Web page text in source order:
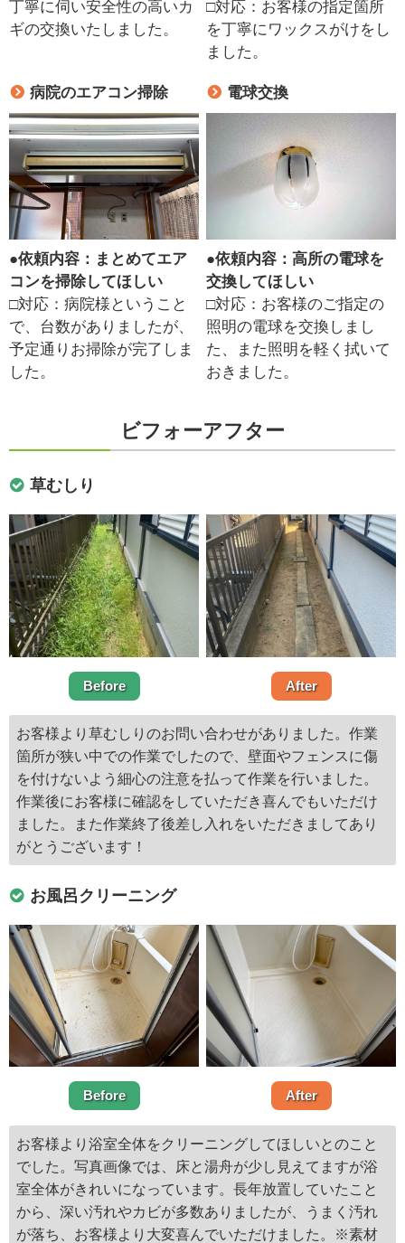
丁寧に伺い安全性の高いカ
ギの交換いたしました。
□対応：お客様の指定箇所
を丁寧にワックスがけをし
ました。
病院のエアコン掃除
●依頼内容：まとめてエア
コンを掃除してほしい
□対応：病院様ということ
で、台数がありましたが、
予定通りお掃除が完了しま
した。
電球交換
●依頼内容：高所の電球を
交換してほしい
□対応：お客様のご指定の
照明の電球を交換しまし
た、また照明を軽く拭いて
おきました。
ビフォーアフター
草むしり
Before After
お客様より草むしりのお問い合わせがありました。作業
箇所が狭い中での作業でしたので、壁面やフェンスに傷
を付けないよう細心の注意を払って作業を行いました。
作業後にお客様に確認をしていただき喜んでもいただけ
ました。また作業終了後差し入れをいただきましてあり
がとうございます！
お風呂クリーニング
Before After
お客様より浴室全体をクリーニングしてほしいとのこと
でした。写真画像では、床と湯舟が少し見えてますが浴
室全体がきれいになっています。長年放置していたこと
から、深い汚れやカビが多数ありましたが、うまく汚れ
が落ち、お客様より大変喜んでいただけました。※素材